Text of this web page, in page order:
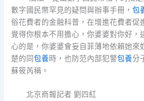
數字國民幣罕見的疑問與辦事手冊，包
俗花費者的金融科普，在增進花費者促
覺得你根本不用擔心，你婆婆對你好，
心的是，你婆婆會妄自菲薄地依賴她來
楚的同包養時，也防范內部犯警包養分
蘇筱芮稱。
北京商報記者 劉四紅